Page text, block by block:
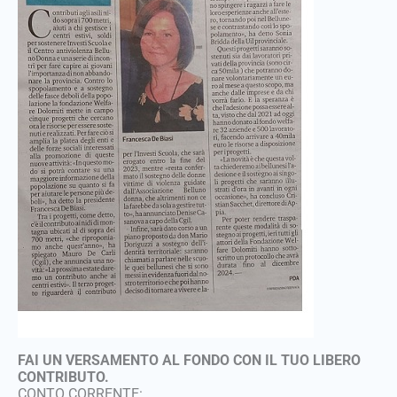
FAI UN VERSAMENTO AL FONDO CON IL TUO LIBERO
CONTRIBUTO.